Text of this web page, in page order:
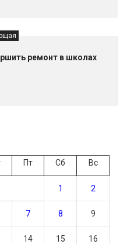
ремонт в школах
Пт Сб Вс
1 2
7 8 9
14 15 16